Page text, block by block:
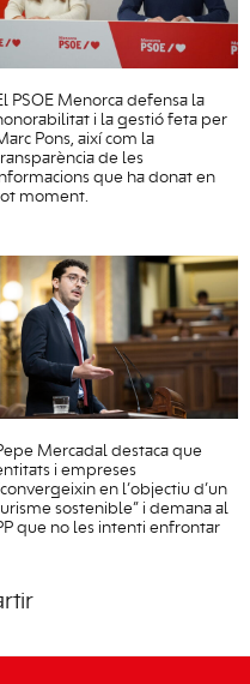
PSOE Menorca defensa la
i la gestió feta per
Pons, així com la
de les
que ha donat en
moment.
Mercadal destaca que
i empreses
en l’objectiu d’un
sostenible” i demana al
que no les intenti enfrontar